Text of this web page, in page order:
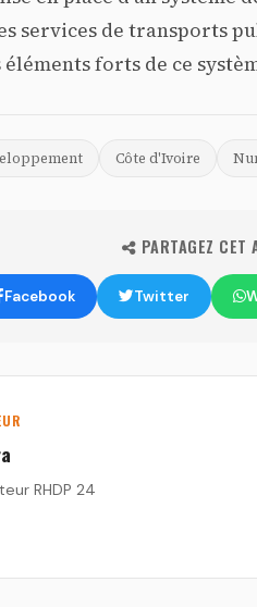
services de transports
forts de ce
Côte d'Ivoire
PARTAGEZ CET
Facebook Twitter
RHDP 24